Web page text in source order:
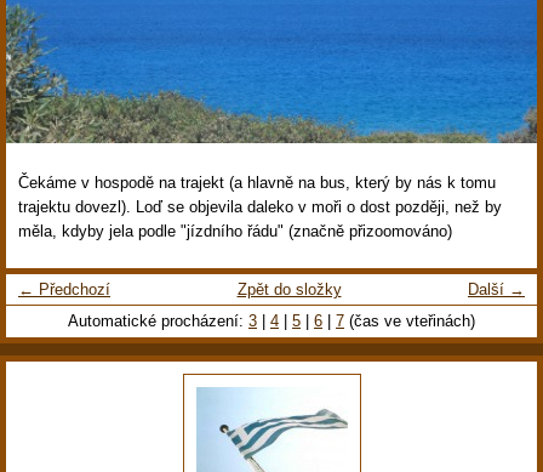
Čekáme v hospodě na trajekt (a hlavně na bus, který by nás k tomu
trajektu dovezl). Loď se objevila daleko v moři o dost později, než by
měla, kdyby jela podle "jízdního řádu" (značně přizoomováno)
← Předchozí Další →
Zpět do složky
Automatické procházení: 3 4 5 6 7 (čas ve vteřinách)